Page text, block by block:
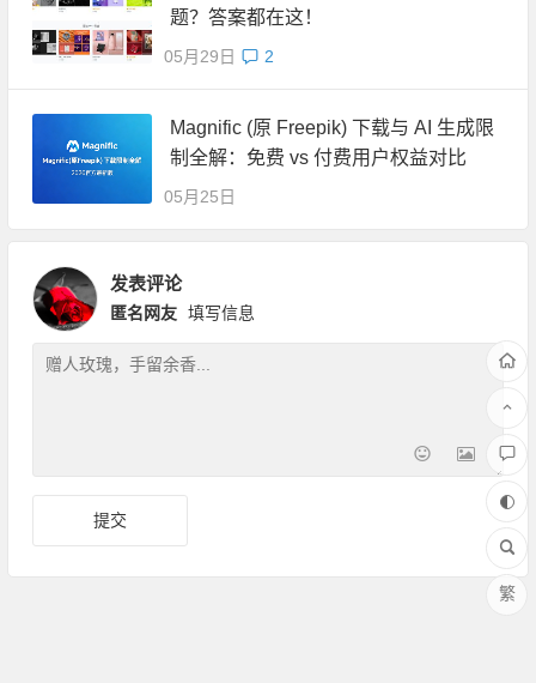
题？答案都在这！
05月29日 2
Magnific (原 Freepik) 下载与 AI 生成限
制全解：免费 vs 付费用户权益对比
05月25日
发表评论
匿名网友 填写信息
繁